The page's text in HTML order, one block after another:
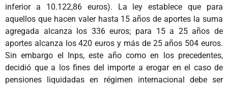
inferior a 10.122,86 euros). La ley establece que para
aquellos que hacen valer hasta 15 años de aportes la suma
agregada alcanza los 336 euros; para 15 a 25 años de
aportes alcanza los 420 euros y más de 25 años 504 euros.
Sin embargo el Inps, este año como en los precedentes,
decidió que a los fines del importe a erogar en el caso de
pensiones liquidadas en régimen internacional debe ser